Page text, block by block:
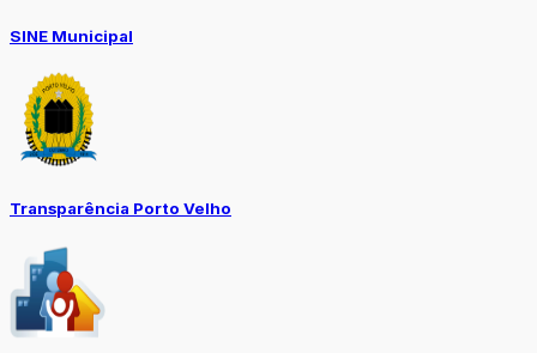
SINE Municipal
Transparência Porto Velho